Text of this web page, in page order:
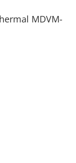
MDVM-